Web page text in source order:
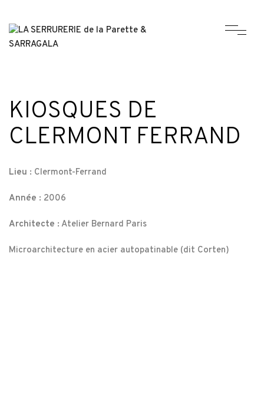
KIOSQUES DE
CLERMONT FERRAND
Lieu : Clermont-Ferrand
Année : 2006
Architecte : Atelier Bernard Paris
Microarchitecture en acier autopatinable (dit Corten)